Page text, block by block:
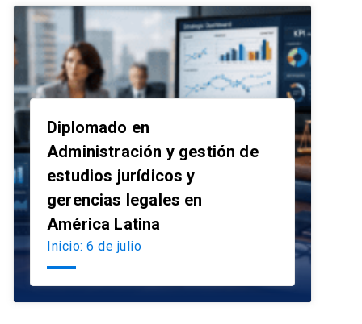
Diplomado en
Administración y gestión de
estudios jurídicos y
gerencias legales en
América Latina
Inicio: 6 de julio